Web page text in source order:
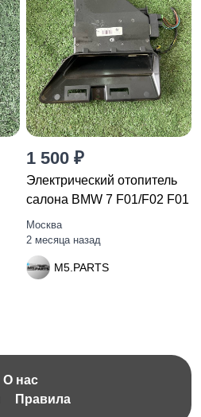
1 500 ₽
Электрический отопитель
салона BMW 7 F01/F02 F01
Москва
2 месяца назад
M5.PARTS
О нас
Правила